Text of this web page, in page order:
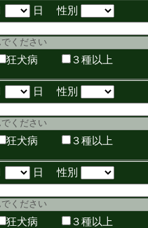
日 性別
狂犬病 ３種以上
日 性別
狂犬病 ３種以上
日 性別
狂犬病 ３種以上